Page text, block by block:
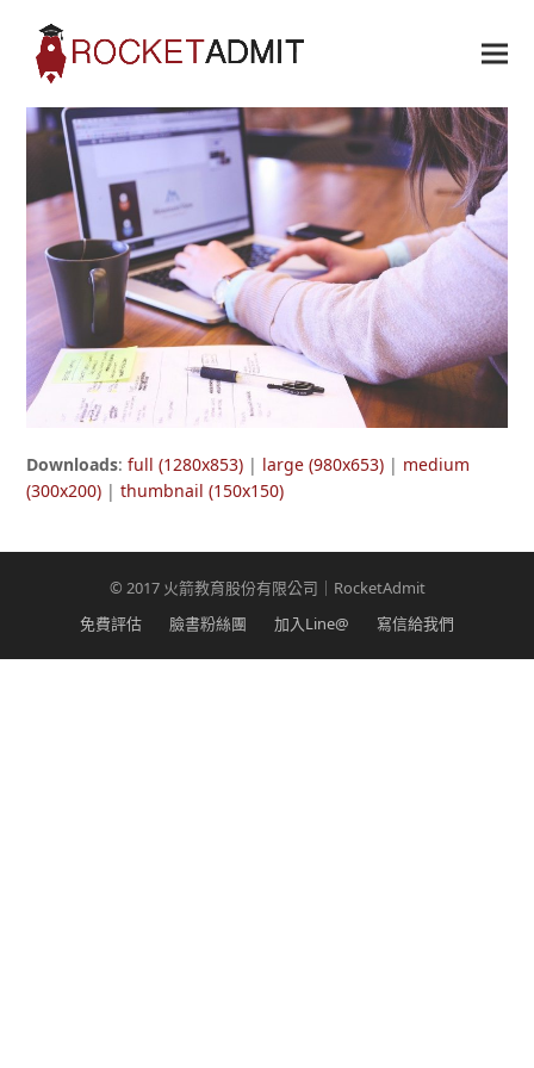
Downloads:full (1280x853) | large (980x653) | medium
(300x200) |thumbnail (150x150)
© 2017 火箭教育股份有限公司｜RocketAdmit
免費評估
臉書粉絲團 加入Line@ 寫信給我們